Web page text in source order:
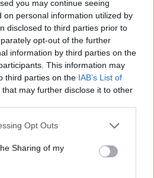
you may continue seeing
on personal information utilized by
disclosed to third parties prior to
opt-out of the further
information by third parties on the
This information may
third parties on the IAB’s List of
that may further disclose it to other
app uses one or more Google
behaviour. You may click to
and its third-party tags to
purposes in below Google
Opt Outs
Sharing of my
παραγωγός και